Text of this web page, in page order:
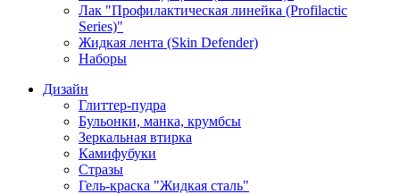
Лак "Профилактическая линейка (Profilactic
Series)"
Жидкая лента (Skin Defender)
Наборы
Дизайн
Глиттер-пудра
Бульонки, манка, крумбсы
Зеркальная втирка
Камифубуки
Стразы
Гель-краска "Жидкая сталь"